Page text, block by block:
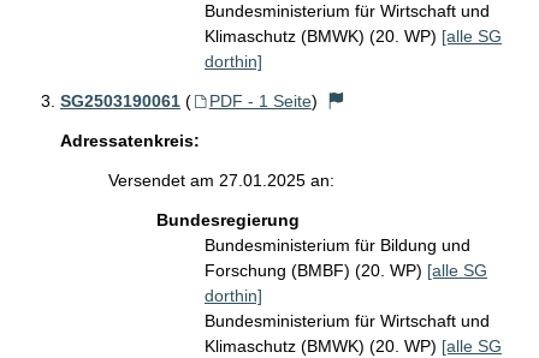
Bundesministerium für Wirtschaft und
Klimaschutz (BMWK) (20. WP) [alle SG
dorthin]
SG2503190061 ( PDF - 1 Seite)
Adressatenkreis:
Versendet am 27.01.2025 an:
Bundesregierung
Bundesministerium für Bildung und
Forschung (BMBF) (20. WP) [alle SG
dorthin]
Bundesministerium für Wirtschaft und
Klimaschutz (BMWK) (20. WP) [alle SG